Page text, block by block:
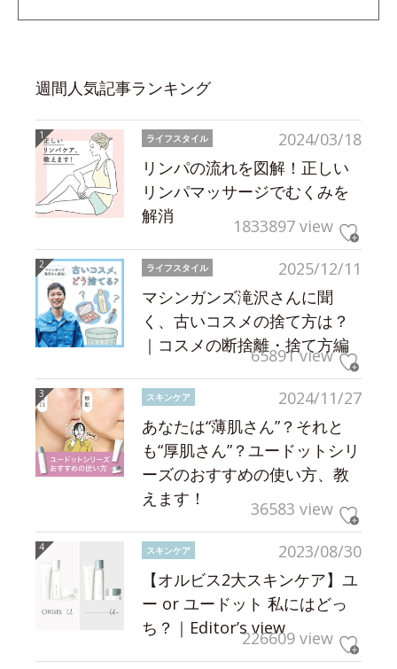
週間人気記事ランキング
2024/03/18
ライフスタイル
リンパの流れを図解！正しい
リンパマッサージでむくみを
解消
1833897 view
2025/12/11
ライフスタイル
マシンガンズ滝沢さんに聞
く、古いコスメの捨て方は？
｜コスメの断捨離・捨て方編
65891 view
2024/11/27
スキンケア
あなたは“薄肌さん”？それと
も“厚肌さん”？ユードットシリ
ーズのおすすめの使い方、教
えます！
36583 view
2023/08/30
スキンケア
【オルビス2大スキンケア】ユ
ー or ユードット 私にはどっ
ち？｜Editor’s view226609 view